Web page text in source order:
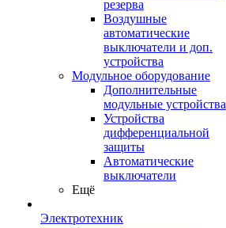
резерва
Воздушные
автоматические
выключатели и доп.
устройства
Модульное оборудование
Дополнительные
модульные устройства
Устройства
дифференциальной
защиты
Автоматические
выключатели
Ещё
Электротехник